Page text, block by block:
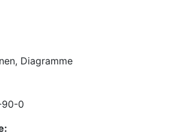
Diagramme
0